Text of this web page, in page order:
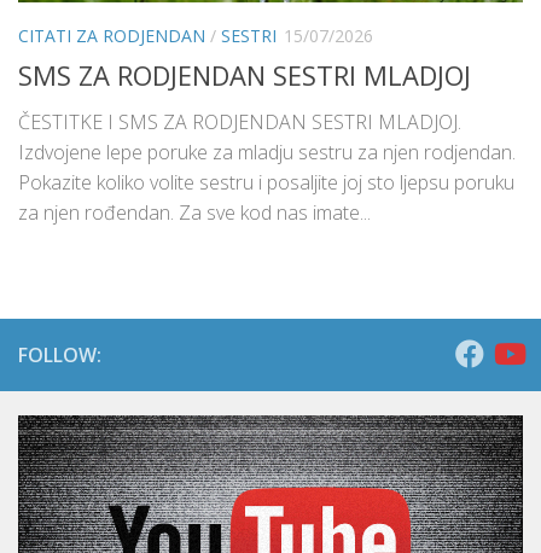
CITATI ZA RODJENDAN / SESTRI 15/07/2026
SMS ZA RODJENDAN SESTRI MLADJOJ
ČESTITKE I SMS ZA RODJENDAN SESTRI MLADJOJ.
Izdvojene lepe poruke za mladju sestru za njen rodjendan.
Pokazite koliko volite sestru i posaljite joj sto ljepsu poruku
za njen rođendan. Za sve kod nas imate...
FOLLOW: